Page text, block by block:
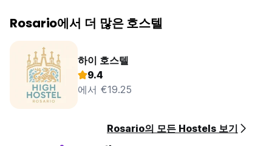
Rosario에서 더 많은 호스텔
하이 호스텔
9.4
에서 €19.25
Rosario의 모든 Hostels 보기